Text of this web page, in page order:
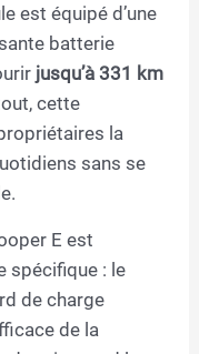
est équipé d’une
batterie
jusqu’à 331 km
cette
la
sans se
E est
spécifique : le
de charge
de la